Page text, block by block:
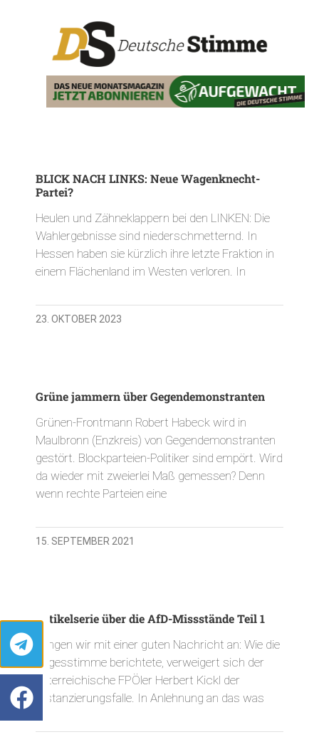
BLICK NACH LINKS: Neue Wagenknecht-
Partei?
Heulen und Zähneklappern bei den LINKEN: Die
Wahlergebnisse sind niederschmetternd. In
Hessen haben sie kürzlich ihre letzte Fraktion in
einem Flächenland im Westen verloren. In
23. OKTOBER 2023
Grüne jammern über Gegendemonstranten
Grünen-Frontmann Robert Habeck wird in
Maulbronn (Enzkreis) von Gegendemonstranten
gestört. Blockparteien-Politiker sind empört. Wird
da wieder mit zweierlei Maß gemessen? Denn
wenn rechte Parteien eine
15. SEPTEMBER 2021
Artikelserie über die AfD-Missstände Teil 1
Fangen wir mit einer guten Nachricht an: Wie die
Tagesstimme berichtete, verweigert sich der
österreichische FPÖler Herbert Kickl der
Distanzierungsfalle. In Anlehnung an das was